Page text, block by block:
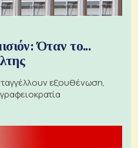
Όταν το...
εξουθένωση,